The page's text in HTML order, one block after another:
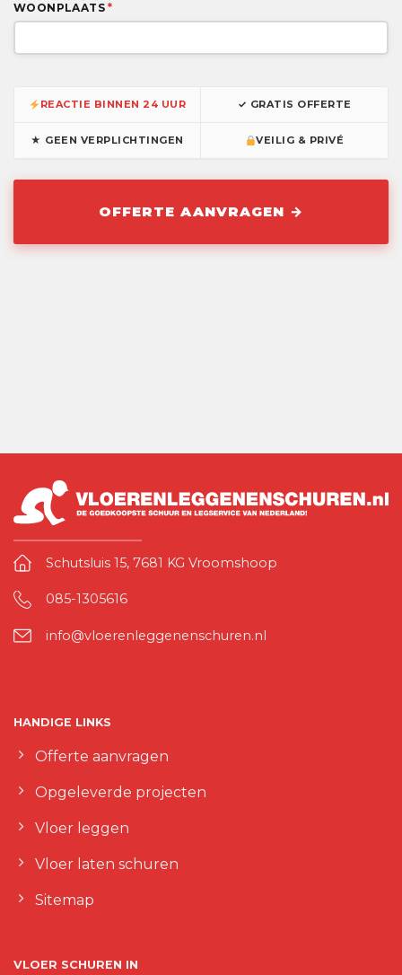
WOONPLAATS*
REACTIE BINNEN 24 UUR ✓ GRATIS OFFERTE
★ GEEN VERPLICHTINGEN VEILIG & PRIVÉ
Schutsluis 15, 7681 KG Vroomshoop
085-1305616
info@vloerenleggenenschuren.nl
HANDIGE LINKS
Offerte aanvragen
Opgeleverde projecten
Vloer leggen
Vloer laten schuren
Sitemap
VLOER SCHUREN IN